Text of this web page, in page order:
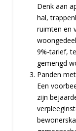
Denk aan
hal,
ruimten en
9%-tarief,
gemengd
Panden
Een
zijn